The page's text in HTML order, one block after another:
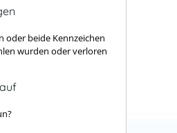
oder beide Kennzeichen
wurden oder verloren